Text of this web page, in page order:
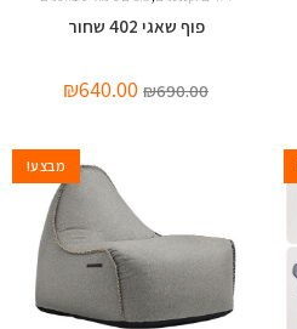
פוף שאגי 402 שחור
₪690.00
₪640.00
מבצע!